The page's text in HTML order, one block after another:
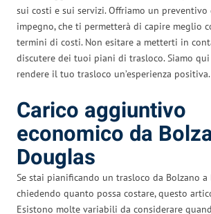
sui costi e sui servizi. Offriamo un preventivo
impegno, che ti permetterà di capire meglio
termini di costi. Non esitare a metterti in
discutere dei tuoi piani di trasloco. Siamo
rendere il tuo trasloco un’esperienza positiva.
Carico aggiuntivo
economico da
Douglas
Se stai pianificando un trasloco da Bolzano
chiedendo quanto possa costare, questo
Esistono molte variabili da considerare